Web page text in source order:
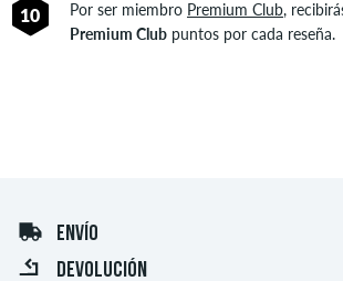
10 Por ser miembro Premium Club,
Premium Clubpuntos por cada reseña.
ENVÍO
DEVOLUCIÓN